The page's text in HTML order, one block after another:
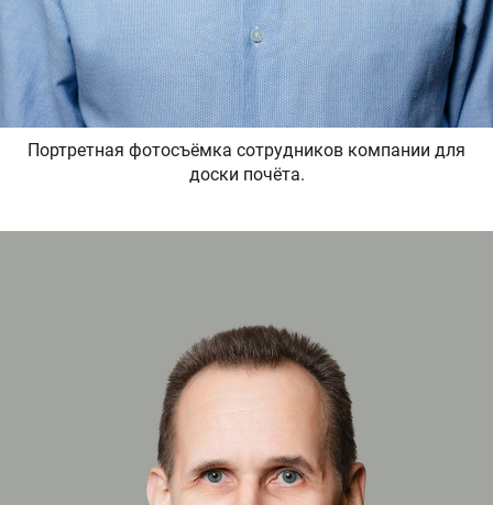
Портретная фотосъёмка сотрудников компании для
доски почёта.